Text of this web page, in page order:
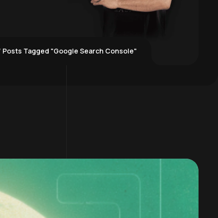
Posts Tagged "Google Search Console"